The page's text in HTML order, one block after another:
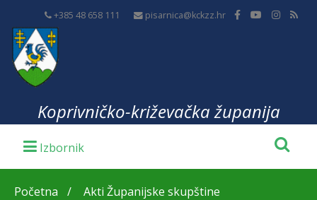
+385 48 658 111 pisarnica@kckzz.hr
Koprivničko-križevačka županija
Početna
Akti Županijske skupštine